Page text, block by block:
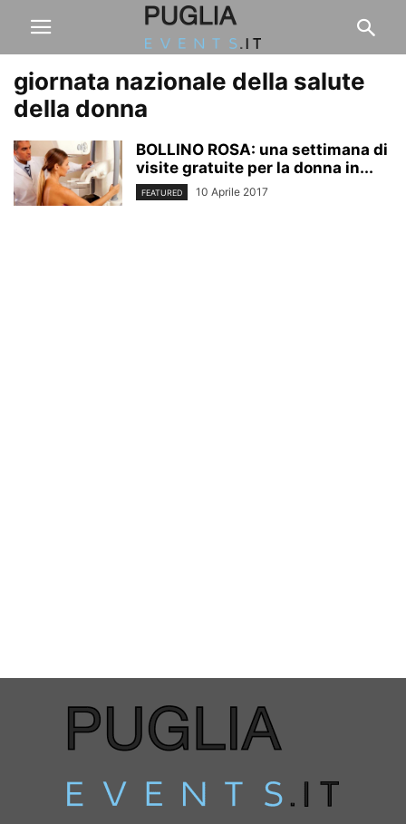
giornata nazionale della salute
della donna
BOLLINO ROSA: una settimana di
visite gratuite per la donna in...
FEATURED 10 Aprile 2017